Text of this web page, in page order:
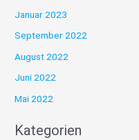
Januar 2023
September 2022
August 2022
Juni 2022
Mai 2022
Kategorien